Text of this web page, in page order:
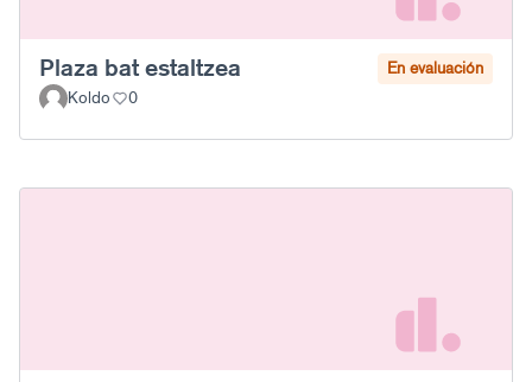
Plaza bat estaltzea
En evaluación
Koldo
0